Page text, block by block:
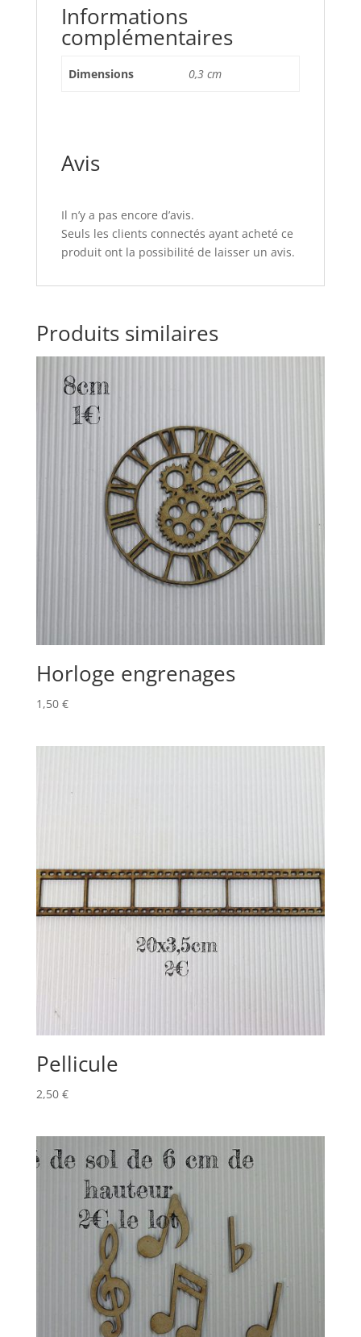
Informations
complémentaires
Dimensions 0,3 cm
Avis
Il n’y a pas encore d’avis.
Seuls les clients connectés ayant acheté ce
produit ont la possibilité de laisser un avis.
Produits similaires
Horloge engrenages
1,50 €
Pellicule
2,50 €